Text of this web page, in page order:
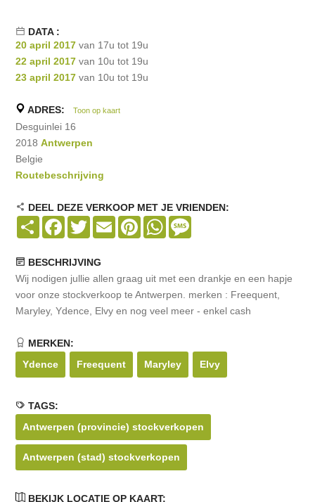
DATA :
20 april 2017 van 17u tot 19u
22 april 2017 van 10u tot 19u
23 april 2017 van 10u tot 19u
ADRES: Toon op kaart
Desguinlei 16
2018Antwerpen
Belgie
Routebeschrijving
DEEL DEZE VERKOOP MET JE VRIENDEN:
Share Facebook
TwitterEmail PinterestWhatsApp
BESCHRIJVING
Wij nodigen jullie allen graag uit met een drankje en een hapje
voor onze stockverkoop te Antwerpen. merken : Freequent,
Maryley, Ydence, Elvy en nog veel meer - enkel cash
MERKEN:
Ydence
Freequent Maryley Elvy
TAGS:
Antwerpen (provincie) stockverkopen
Antwerpen (stad) stockverkopen
BEKIJK LOCATIE OP KAART: